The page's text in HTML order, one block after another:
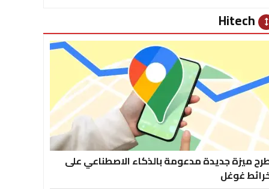
height
ميزة جديدة مدعومة بالذكاء الاصطناعي على
غوغل